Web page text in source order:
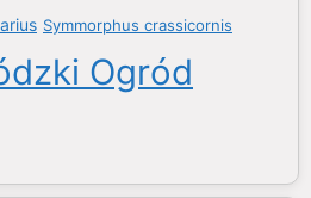
Symmorphus crassicornis
Ogród